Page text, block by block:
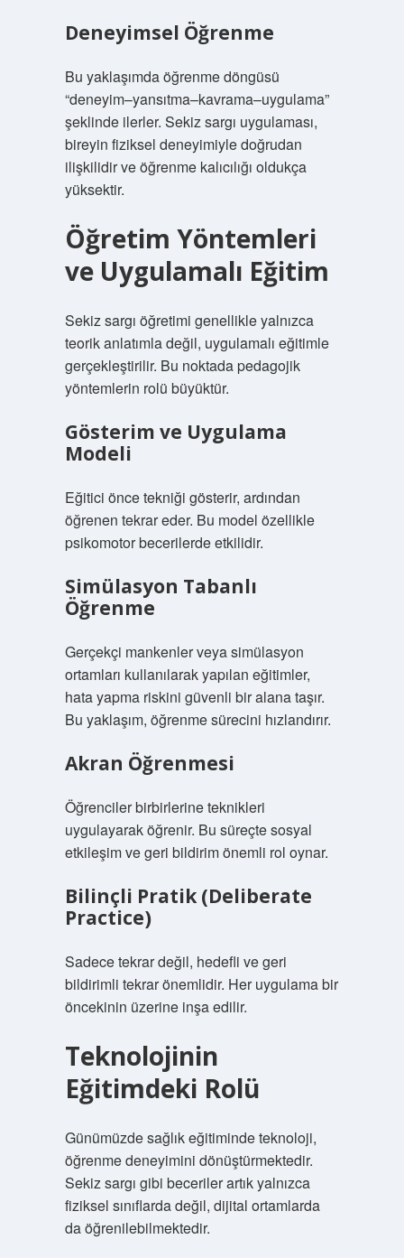
Deneyimsel Öğrenme
Bu yaklaşımda öğrenme döngüsü
“deneyim–yansıtma–kavrama–uygulama”
şeklinde ilerler. Sekiz sargı uygulaması,
bireyin fiziksel deneyimiyle doğrudan
ilişkilidir ve öğrenme kalıcılığı oldukça
yüksektir.
Öğretim Yöntemleri
ve Uygulamalı Eğitim
Sekiz sargı öğretimi genellikle yalnızca
teorik anlatımla değil, uygulamalı eğitimle
gerçekleştirilir. Bu noktada pedagojik
yöntemlerin rolü büyüktür.
Gösterim ve Uygulama
Modeli
Eğitici önce tekniği gösterir, ardından
öğrenen tekrar eder. Bu model özellikle
psikomotor becerilerde etkilidir.
Simülasyon Tabanlı
Öğrenme
Gerçekçi mankenler veya simülasyon
ortamları kullanılarak yapılan eğitimler,
hata yapma riskini güvenli bir alana taşır.
Bu yaklaşım, öğrenme sürecini hızlandırır.
Akran Öğrenmesi
Öğrenciler birbirlerine teknikleri
uygulayarak öğrenir. Bu süreçte sosyal
etkileşim ve geri bildirim önemli rol oynar.
Bilinçli Pratik (Deliberate
Practice)
Sadece tekrar değil, hedefli ve geri
bildirimli tekrar önemlidir. Her uygulama bir
öncekinin üzerine inşa edilir.
Teknolojinin
Eğitimdeki Rolü
Günümüzde sağlık eğitiminde teknoloji,
öğrenme deneyimini dönüştürmektedir.
Sekiz sargı gibi beceriler artık yalnızca
fiziksel sınıflarda değil, dijital ortamlarda
da öğrenilebilmektedir.